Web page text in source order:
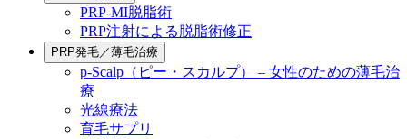
PRP-MI脱脂術
PRP注射による脱脂術修正
PRP発毛／薄毛治療
p-Scalp（ピー・スカルプ） – 女性のための薄毛治
療
光線療法
育毛サプリ